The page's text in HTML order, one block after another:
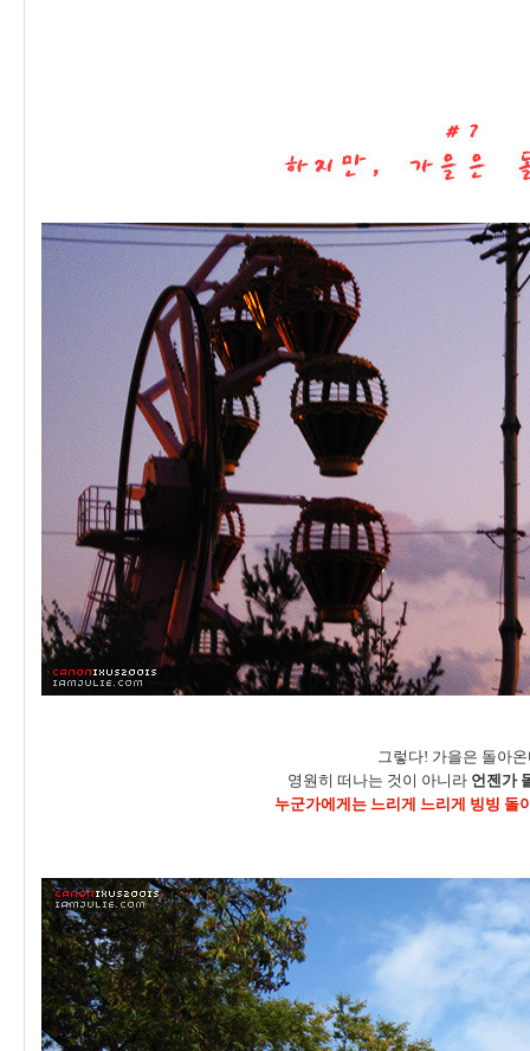
그렇다! 가을은 돌아온
영원히 떠나는 것이 아니라 언젠가
누군가에게는 느리게 느리게 빙빙 돌